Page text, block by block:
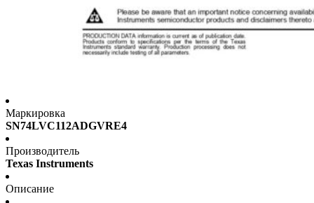
Маркировка
SN74LVC112ADGVRE4
Производитель
Texas Instruments
Описание